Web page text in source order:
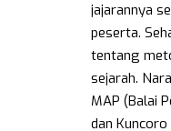
jajarannya
peserta.
tentang
sejarah.
MAP (Balai
dan